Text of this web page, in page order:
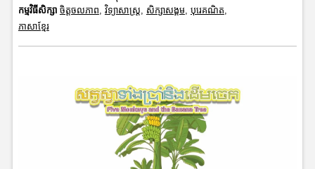
កម្មវិធីសិក្សា ចិត្តចលភាព វិទ្យាសាស្រ្ត សិក្សាសង្គម, បុរេគណិត
ភាសាខ្មែរ